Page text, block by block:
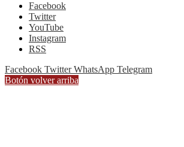
Facebook
Twitter
YouTube
Instagram
RSS
Facebook Twitter WhatsApp Telegram
Botón volver arriba